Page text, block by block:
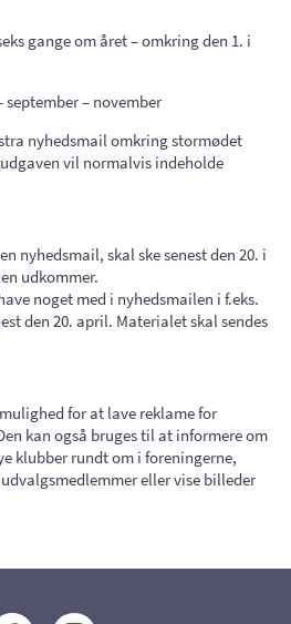
gange om året – omkring den 1. i
– november
nyhedsmail omkring stormødet
vil normalvis indeholde
nyhedsmail, skal ske senest den 20. i
udkommer.
noget med i nyhedsmailen i f.eks.
den 20. april. Materialet skal sendes
for at lave reklame for
kan også bruges til at informere om
klubber rundt om i foreningerne,
eller vise billeder